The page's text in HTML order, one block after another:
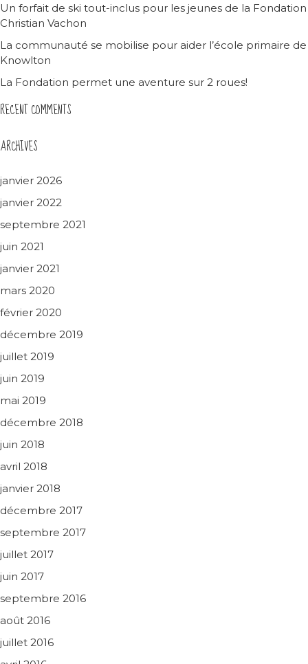
Un forfait de ski tout-inclus pour les jeunes de la Fondation
Christian Vachon
La communauté se mobilise pour aider l’école primaire de
Knowlton
La Fondation permet une aventure sur 2 roues!
RECENT COMMENTS
ARCHIVES
janvier 2026
janvier 2022
septembre 2021
juin 2021
janvier 2021
mars 2020
février 2020
décembre 2019
juillet 2019
juin 2019
mai 2019
décembre 2018
juin 2018
avril 2018
janvier 2018
décembre 2017
septembre 2017
juillet 2017
juin 2017
septembre 2016
août 2016
juillet 2016